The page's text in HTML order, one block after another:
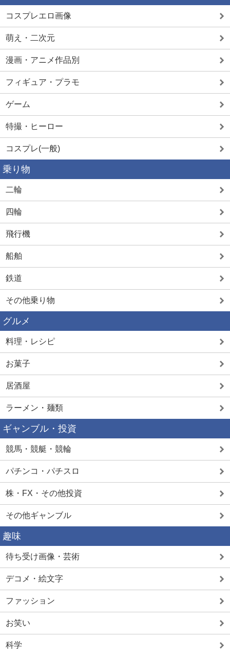
コスプレエロ画像
萌え・二次元
漫画・アニメ作品別
フィギュア・プラモ
ゲーム
特撮・ヒーロー
コスプレ(一般)
乗り物
二輪
四輪
飛行機
船舶
鉄道
その他乗り物
グルメ
料理・レシピ
お菓子
居酒屋
ラーメン・麺類
ギャンブル・投資
競馬・競艇・競輪
パチンコ・パチスロ
株・FX・その他投資
その他ギャンブル
趣味
待ち受け画像・芸術
デコメ・絵文字
ファッション
お笑い
科学